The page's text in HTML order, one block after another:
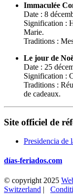
Immaculée
Date : 8
Signification :
Marie.
Traditions :
Le jour de
Date : 25
Signification :
Traditions :
de cadeaux.
Site officiel de
Presidencia de
días-feriados.com
© copyright 2025
Switzerland |